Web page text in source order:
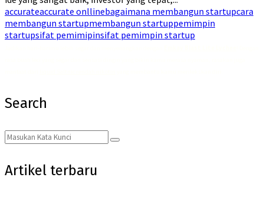
accurateaccurate onllinebagaimana membangun startupcara
membangun startupmembangun startuppemimpin
startupsifat pemimipinsifat pemimpin startup
Search
Search
for:
Search
Artikel terbaru